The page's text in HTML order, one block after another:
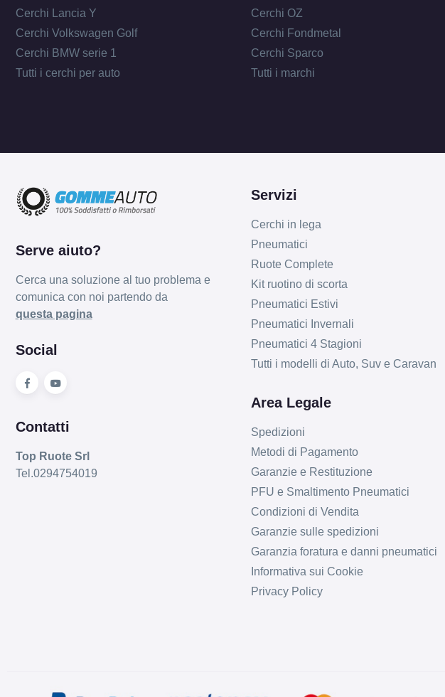
Cerchi Lancia Y
Cerchi Volkswagen Golf
Cerchi BMW serie 1
Tutti i cerchi per auto
Cerchi OZ
Cerchi Fondmetal
Cerchi Sparco
Tutti i marchi
Serve aiuto?
Cerca una soluzione al tuo problema e
comunica con noi partendo da
questa pagina
Social
Contatti
Top Ruote Srl
Tel.0294754019
Servizi
Cerchi in lega
Pneumatici
Ruote Complete
Kit ruotino di scorta
Pneumatici Estivi
Pneumatici Invernali
Pneumatici 4 Stagioni
Tutti i modelli di Auto, Suv e Caravan
Area Legale
Spedizioni
Metodi di Pagamento
Garanzie e Restituzione
PFU e Smaltimento Pneumatici
Condizioni di Vendita
Garanzie sulle spedizioni
Garanzia foratura e danni pneumatici
Informativa sui Cookie
Privacy Policy